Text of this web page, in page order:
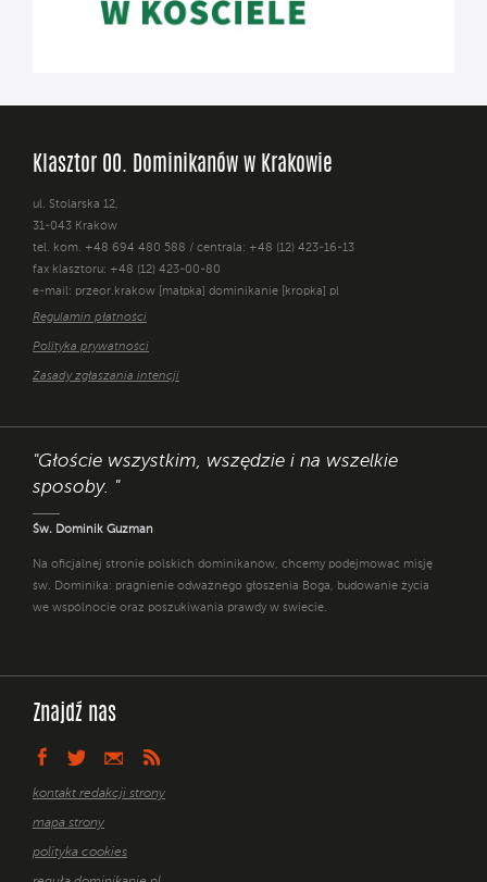
Klasztor OO. Dominikanów w Krakowie
ul. Stolarska 12,
31-043 Kraków
tel. kom. +48 694 480 588 / centrala: +48 (12) 423-16-13
fax klasztoru: +48 (12) 423-00-80
e-mail: przeor.krakow [małpka] dominikanie [kropka] pl
Regulamin płatności
Polityka prywatności
Zasady zgłaszania intencji
"Głoście wszystkim, wszędzie i na wszelkie
sposoby. "
Św. Dominik Guzman
Na oficjalnej stronie polskich dominikanów, chcemy podejmować misję
św. Dominika: pragnienie odważnego głoszenia Boga, budowanie życia
we wspólnocie oraz poszukiwania prawdy w świecie.
Znajdź nas
kontakt redakcji strony
mapa strony
polityka cookies